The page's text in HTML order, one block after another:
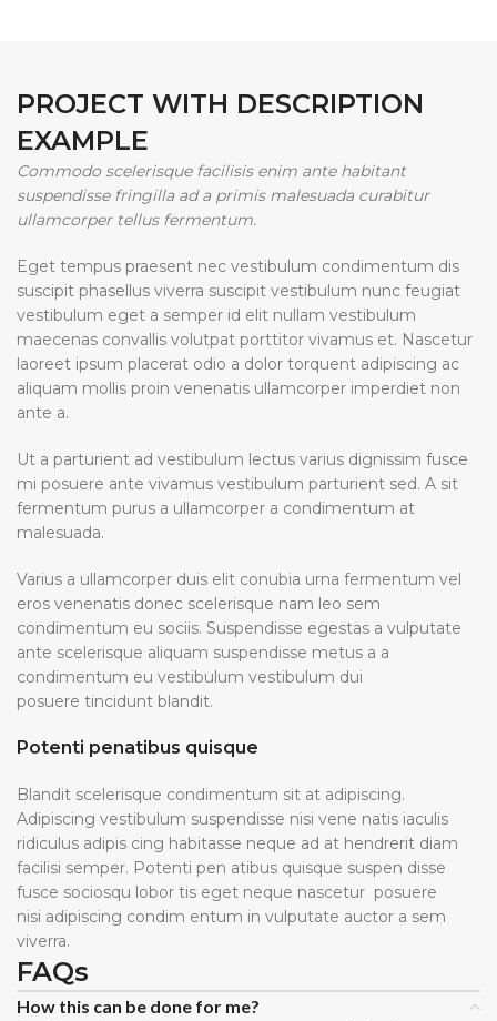
PROJECT WITH DESCRIPTION
EXAMPLE
Commodo scelerisque facilisis enim ante habitant
suspendisse fringilla ad a primis malesuada curabitur
ullamcorper tellus fermentum.
Eget tempus praesent nec vestibulum condimentum dis
suscipit phasellus viverra suscipit vestibulum nunc feugiat
vestibulum eget a semper id elit nullam vestibulum
maecenas convallis volutpat porttitor vivamus et. Nascetur
laoreet ipsum placerat odio a dolor torquent adipiscing ac
aliquam mollis proin venenatis ullamcorper imperdiet non
ante a.
Ut a parturient ad vestibulum lectus varius dignissim fusce
mi posuere ante vivamus vestibulum parturient sed. A sit
fermentum purus a ullamcorper a condimentum at
malesuada.
Varius a ullamcorper duis elit conubia urna fermentum vel
eros venenatis donec scelerisque nam leo sem
condimentum eu sociis. Suspendisse egestas a vulputate
ante scelerisque aliquam suspendisse metus a a
condimentum eu vestibulum vestibulum dui
posuere tincidunt blandit.
Potenti penatibus quisque
Blandit scelerisque condimentum sit at adipiscing.
Adipiscing vestibulum suspendisse nisi vene natis iaculis
ridiculus adipis cing habitasse neque ad at hendrerit diam
facilisi semper. Potenti pen atibus quisque suspen disse
fusce sociosqu lobor tis eget neque nascetur posuere
nisi adipiscing condim entum in vulputate auctor a sem
viverra.
FAQs
How this can be done for me?